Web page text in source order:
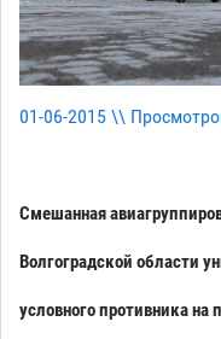
01-06-2015 \\
Смешанная
Волгоградской области
условного противника на